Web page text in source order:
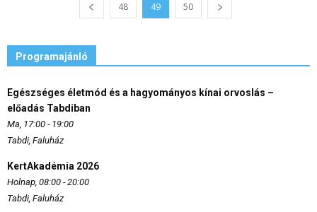
48 49 50
Programajánló
Egészséges életmód és a hagyományos kínai orvoslás –
előadás Tabdiban
Ma, 17:00 - 19:00
Tabdi, Faluház
KertAkadémia 2026
Holnap, 08:00 - 20:00
Tabdi, Faluház